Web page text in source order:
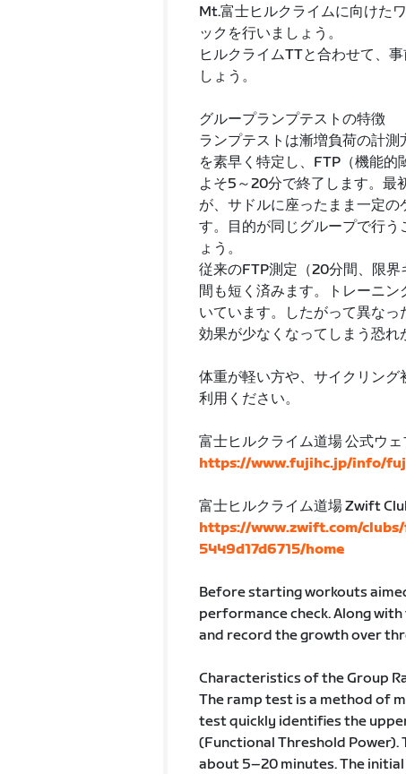
Mt.富士ヒルクライムに向けた
ックを行いましょう。
ヒルクライムTTと合わせて、
しょう。
グループランプテストの特徴
ランプテストは漸増負荷の計
を素早く特定し、FTP（機能
よそ5～20分で終了します。最
が、サドルに座ったまま一定
す。目的が同じグループで行
ょう。
従来のFTP測定（20分間、限
間も短く済みます。トレーニ
いています。したがって異な
効果が少なくなってしまう恐れ
体重が軽い方や、サイクリン
利用ください。
富士ヒルクライム道場 公式ウェ
https://www.fujihc.jp/info/
富士ヒルクライム道場 Zwift
https://www.zwift.com/
5449d17d6715/home
Before starting workouts
performance check. Along
and record the growth over
Characteristics of the Group
The ramp test is a method of
test quickly identifies the
(Functional Threshold
about 5–20 minutes. The